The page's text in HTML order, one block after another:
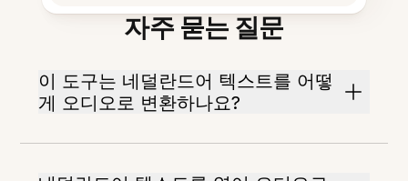
자주 묻는 질문
이 도구는 네덜란드어 텍스트를 어떻
게 오디오로 변환하나요?